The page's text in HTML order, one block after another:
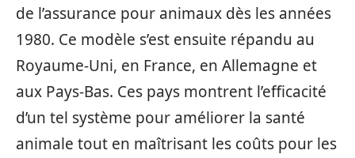
de l’assurance pour animaux dès les années
1980. Ce modèle s’est ensuite répandu au
Royaume-Uni, en France, en Allemagne et
aux Pays-Bas. Ces pays montrent l’efficacité
d’un tel système pour améliorer la santé
animale tout en maîtrisant les coûts pour les